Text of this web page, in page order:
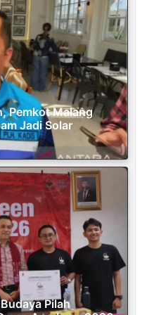
Pemkot Malang
Jadi Solar
Pilah